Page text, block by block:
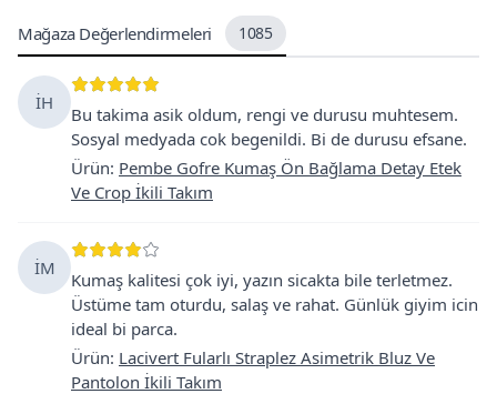
Mağaza Değerlendirmeleri 1085
İH
Bu takima asik oldum, rengi ve durusu muhtesem.
Sosyal medyada cok begenildi. Bi de durusu efsane.
Ürün: Pembe Gofre Kumaş Ön Bağlama Detay Etek
Ve Crop İkili Takım
İM
Kumaş kalitesi çok iyi, yazın sicakta bile terletmez.
Üstüme tam oturdu, salaş ve rahat. Günlük giyim icin
ideal bi parca.
Ürün: Lacivert Fularlı Straplez Asimetrik Bluz Ve
Pantolon İkili Takım